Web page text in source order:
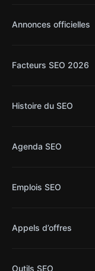
Annonces officielles
Facteurs SEO 2026
Histoire du SEO
Agenda SEO
Emplois SEO
Appels d’offres
Outils SEO